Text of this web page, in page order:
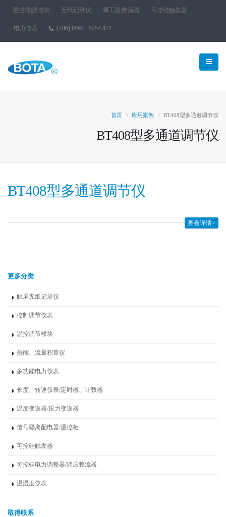
温控器|温控表 无纸记录仪 调工器|整流器 可控硅触发器
电力仪表 (+86) 0592 - 5254 872
首页 应用案例 BT408型多通道调节仪
BT408型多通道调节仪
BT408型多通道调节仪
查看详情>
更多分类
触屏无纸记录仪
控制调节仪表
温控调节模块
热能、流量积算仪
多功能电力仪表
长度、转速仪表/定时器、计数器
温度变送器/压力变送器
信号隔离配电器/温控柜
可控硅触发器
可控硅电力调整器/调压整流器
温湿度仪表
取得联系